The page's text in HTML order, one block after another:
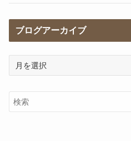
(2)
ブログアーカイブ
ア
ー